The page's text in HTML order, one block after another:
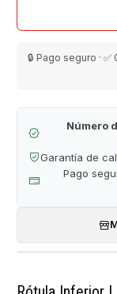
🔒 Pago seguro ·
Número
Garantía de
Pago